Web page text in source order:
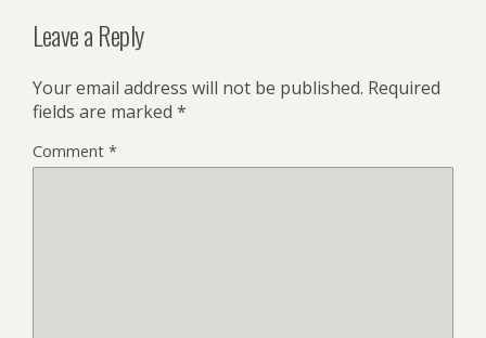
Leave a Reply
Your email address will not be published. Required
fields are marked *
Comment *